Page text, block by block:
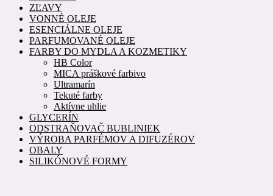
ZĽAVY
VONNÉ OLEJE
ESENCIÁLNE OLEJE
PARFUMOVANÉ OLEJE
FARBY DO MYDLA A KOZMETIKY
HB Color
MICA práškové farbivo
Ultramarín
Tekuté farby
Aktívne uhlie
GLYCERÍN
ODSTRAŇOVAČ BUBLINIEK
VÝROBA PARFÉMOV A DIFUZÉROV
OBALY
SILIKÓNOVÉ FORMY